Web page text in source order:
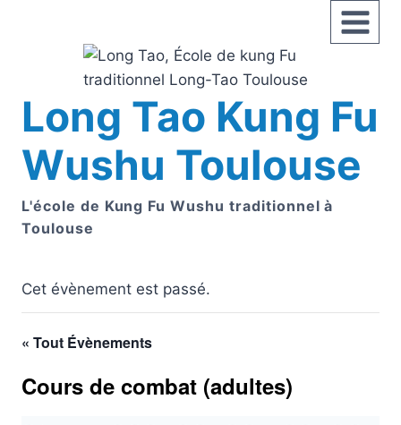
Long Tao Kung Fu
Wushu Toulouse
L'école de Kung Fu Wushu traditionnel à
Toulouse
Cet évènement est passé.
« Tout Évènements
Cours de combat (adultes)